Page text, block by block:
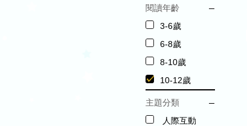
閱讀年齡
3-6歲
6-8歲
8-10歲
10-12歲
主題分類
人際互動